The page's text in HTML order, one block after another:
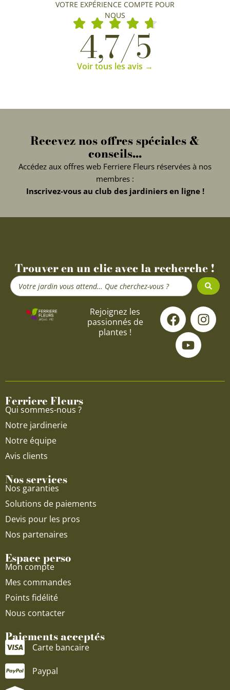
VOTRE EXPÉRIENCE COMPTE POUR
NOUS
4,7/5
Voir tous les avis →
Recevez nos offres spéciales &
conseils...
Accédez aux offres web Ferriere Fleurs réservées à nos
membres :
Inscrivez-vous au club des jardiniers en ligne !
Trouver en un clic avec la recherche !
Search
...
Rejoignez les
passionnés de
plantes !
F
a
c
e
o
I
n
s
g
Y
o
u
t
u
b
Ferriere Fleurs
Qui sommes-nous ?
Notre jardinerie
Notre équipe
Avis clients
Nos services
Nos garanties
Solutions de paiements
Devis pour les pros
Nos partenaires
Espace perso
Mon compte
Mes commandes
Points fidélité
Nous contacter
Paiements acceptés
Carte bancaire
Paypal